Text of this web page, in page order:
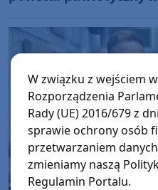
W związku z wejściem
Rozporządzenia
Rady (UE) 2016/679 z
sprawie ochrony osób
przetwarzaniem
zmieniamy naszą
Regulamin Portalu.